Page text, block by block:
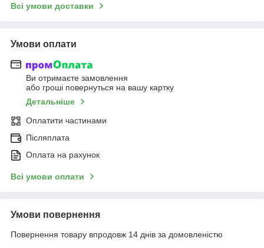
Всі умови доставки
Умови оплати
Ви отримаєте замовлення
або гроші повернуться на вашу картку
Детальніше
Оплатити частинами
Післяплата
Оплата на рахунок
Всі умови оплати
Умови повернення
Повернення товару впродовж 14 днів за домовленістю